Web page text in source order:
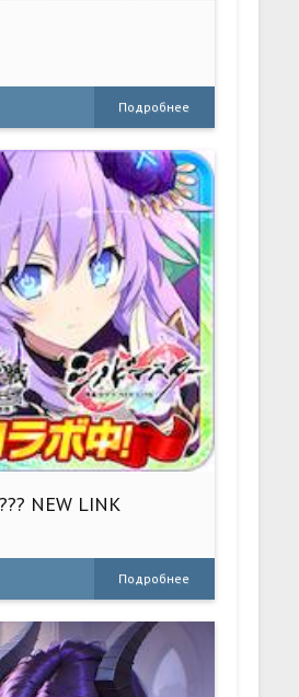
Подробнее
NEW LINK
Подробнее